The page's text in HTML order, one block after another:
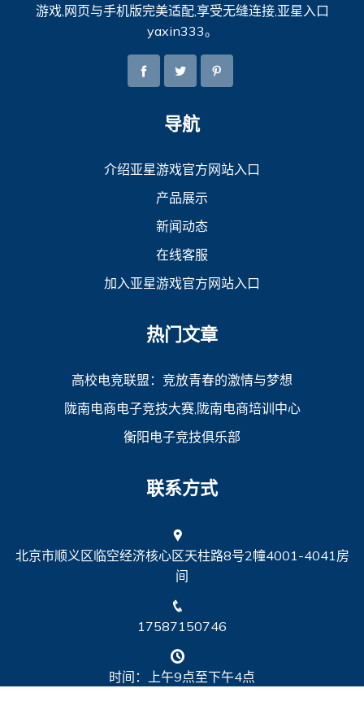
游戏,网页与手机版完美适配,享受无缝连接,亚星入口
yaxin333。
导航
介绍亚星游戏官方网站入口
产品展示
新闻动态
在线客服
加入亚星游戏官方网站入口
热门文章
高校电竞联盟：竞放青春的激情与梦想
陇南电商电子竞技大赛,陇南电商培训中心
衡阳电子竞技俱乐部
联系方式
北京市顺义区临空经济核心区天柱路8号2幢4001-4041房
间
17587150746
时间：上午9点至下午4点